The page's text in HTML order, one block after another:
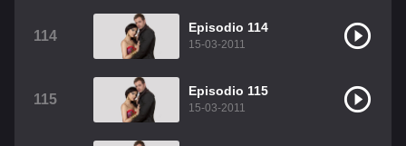
114
Episodio 114
15-03-2011
115
Episodio 115
15-03-2011